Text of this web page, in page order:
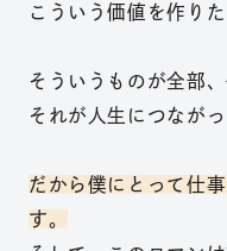
こういう価値を作り
そういうものが全部
それが人生につながっ
だから僕にとって仕
す。